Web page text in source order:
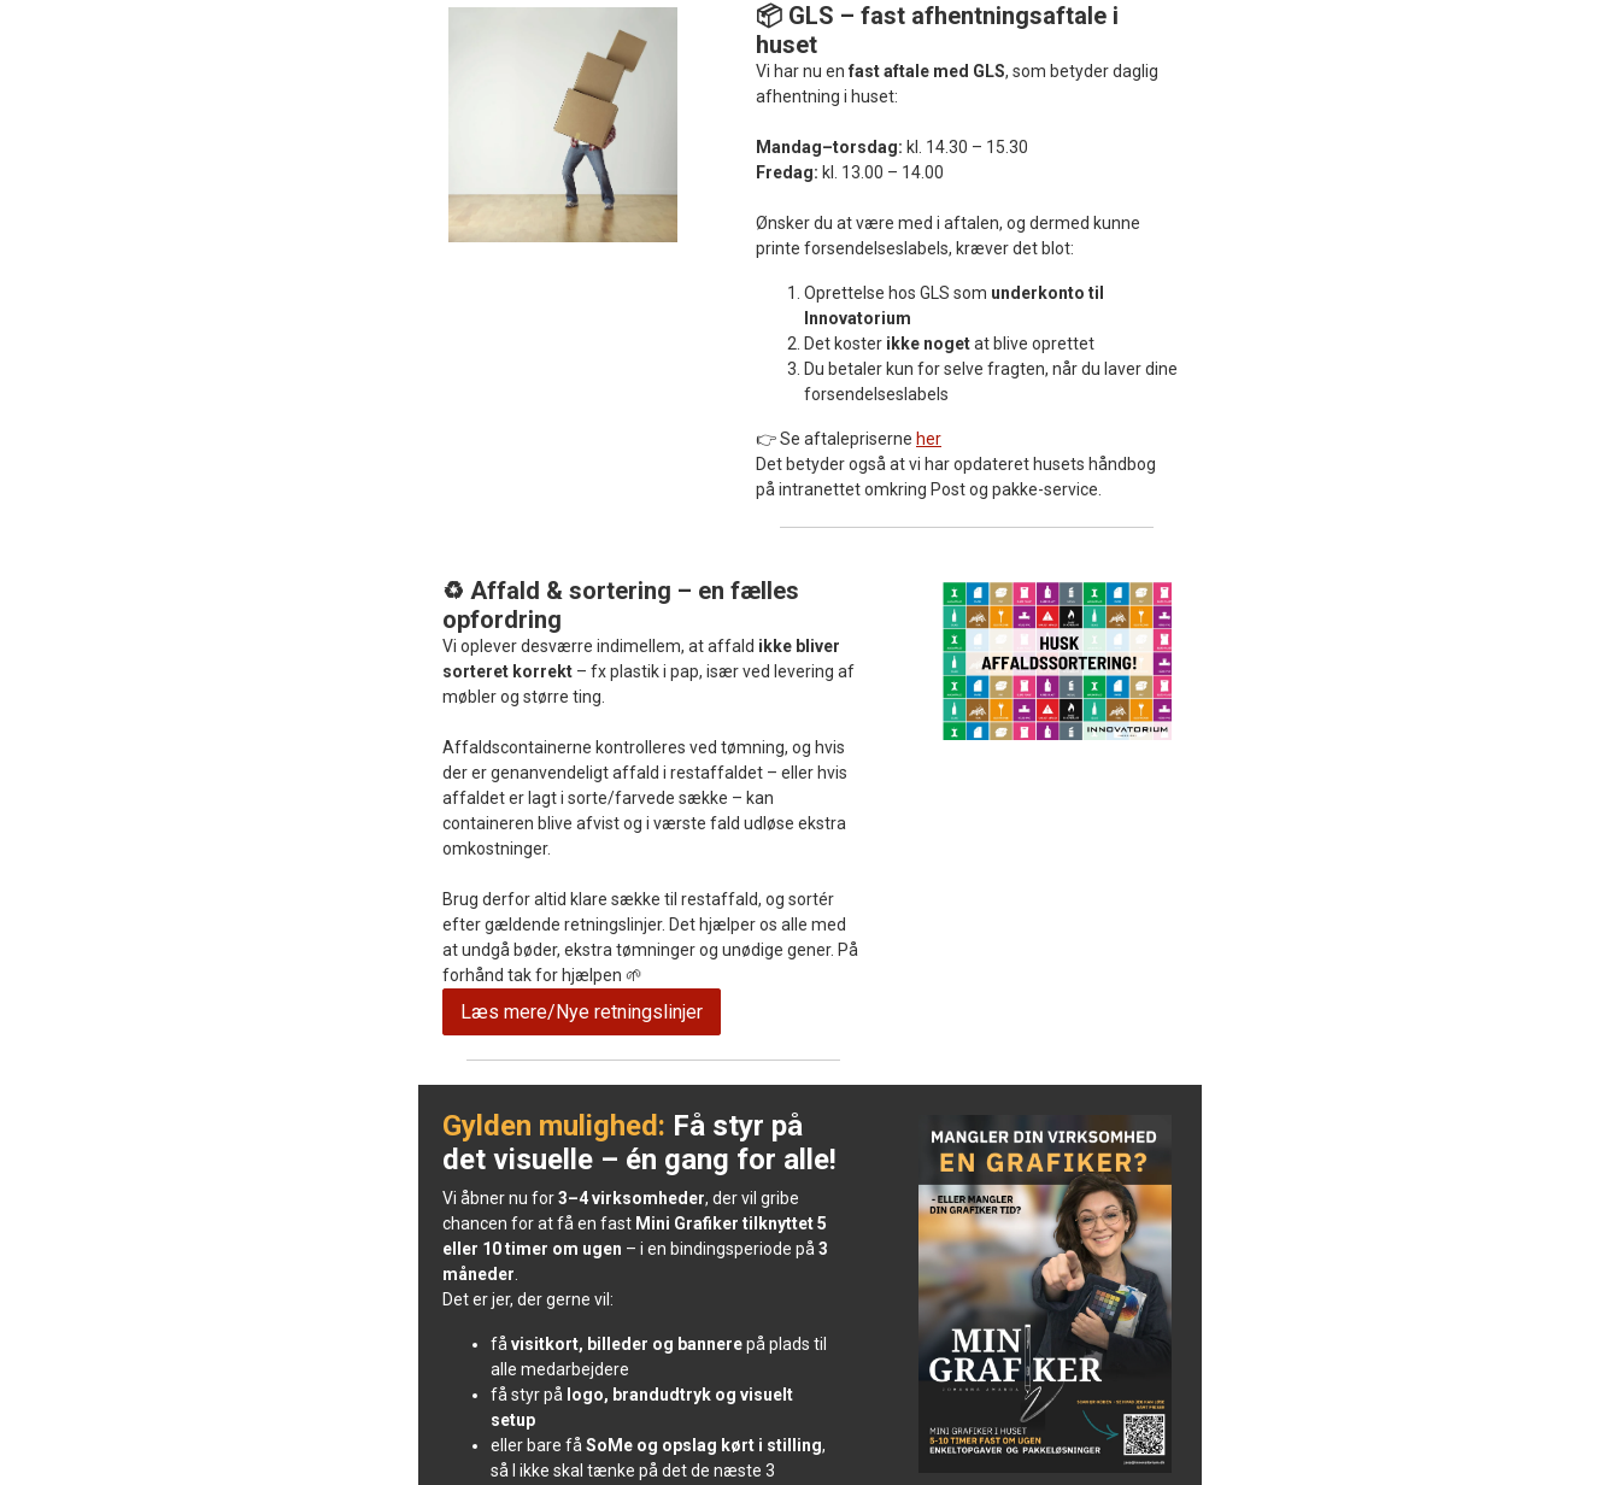
📦 GLS – fast afhentningsaftale i
huset
Vi har nu en fast aftale med GLS, som betyder daglig
afhentning i huset:
Mandag–torsdag: kl. 14.30 – 15.30
Fredag: kl. 13.00 – 14.00
Ønsker du at være med i aftalen, og dermed kunne
printe forsendelseslabels, kræver det blot:
Oprettelse hos GLS som underkonto til
Innovatorium
Det koster ikke nogetat blive oprettet
Du betaler kun for selve fragten, når du laver dine
forsendelseslabels
👉 Se aftalepriserne her
Det betyder også at vi har opdateret husets håndbog
på intranettet omkring Post og pakke-service.
♻️ Affald & sortering – en fælles
opfordring
Vi oplever desværre indimellem, at affald ikke bliver
sorteret korrekt – fx plastik i pap, især ved levering af
møbler og større ting.
Affaldscontainerne kontrolleres ved tømning, og hvis
der er genanvendeligt affald i restaffaldet – eller hvis
affaldet er lagt i sorte/farvede sække – kan
containeren blive afvist og i værste fald udløse ekstra
omkostninger.
Brug derfor altid klare sække til restaffald, og sortér
efter gældende retningslinjer. Det hjælper os alle med
at undgå bøder, ekstra tømninger og unødige gener. På
forhånd tak for hjælpen 🌱
Læs mere/Nye retningslinjer
Gylden mulighed: Få styr på
det visuelle – én gang for alle!
Vi åbner nu for3–4 virksomheder, der vil gribe
chancen for at få en fast Mini Grafiker tilknyttet 5
eller 10 timer om ugen – i en bindingsperiode på 3
måneder
Det er jer, der gerne vil:
få visitkort, billeder og bannerepå plads til
alle medarbejdere
få styr på logo, brandudtryk og visuelt
setup
eller bare få SoMe og opslag kørt i stilling,
så I ikke skal tænke på det de næste 3